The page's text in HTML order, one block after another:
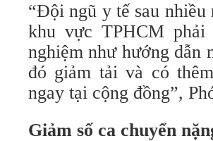
“Đội ngũ y tế sau nhiều
khu vực TPHCM
nghiệm như hướng dẫn
đó giảm tải và có
ngay tại cộng đồng”,
Giảm số ca chuyển